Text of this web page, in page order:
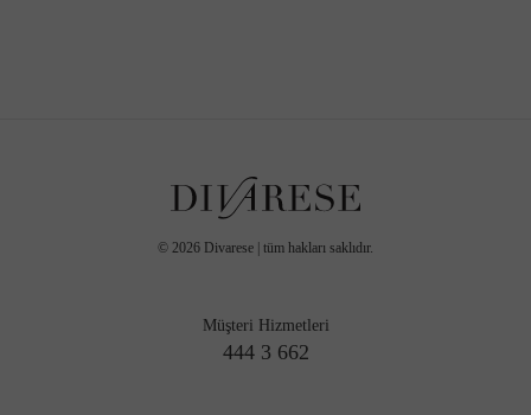
© 2026 Divarese | tüm hakları saklıdır.
Müşteri Hizmetleri
444 3 662